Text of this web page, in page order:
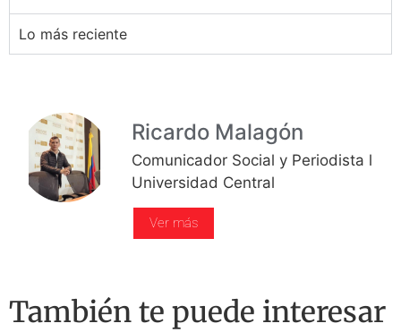
Lo más reciente
Ricardo Malagón
Comunicador Social y Periodista l
Universidad Central
Ver más
También te puede interesar